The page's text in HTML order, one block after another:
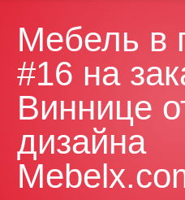
Мебель в
#16 на
Виннице
дизайна